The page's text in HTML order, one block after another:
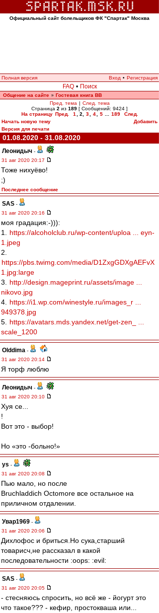
Официальный сайт болельщиков ФК "Спартак" Москва
Полная версия Вход • Регистрация
FAQ • Поиск
Общение на сайте » Гостевая книга ВВ
Пред. тема | След. тема
Страница 2 из 189 [ Сообщений: 9424 ]
На страницу Пред. 1 2 3 4 5 189
След.
Начать новую тему
Добавить
Версия для печати
01.08.2020 - 31.08.2020
Леонидыч -
31 авг 2020 20:17
Тоже нихуёво!
;)
Последнее сообщение
SAS -
31 авг 2020 20:16
моя градация:-))):
1.
https://alcoholclub.ru/wp-content/uploa ... eyn-
1.jpeg
2.
https://pbs.twimg.com/media/D1ZxgGDXgAEFvX
1.jpg:large
3.
http://design.mageprint.ru/assets/image ...
nikovo.jpg
4.
https://i1.wp.com/winestyle.ru/images_r ...
949378.jpg
5.
https://avatars.mds.yandex.net/get-zen_ ...
scale_1200
Olddima -
31 авг 2020 20:14
Я торф люблю
Леонидыч -
31 авг 2020 20:10
Хуя се...
!
Вот это - выбор!
Но «это -больно!»
ys -
31 авг 2020 20:08
Пью мало, но после
Bruchladdich Octomore все остальное на
приличном отдалении.
Увар1969 -
31 авг 2020 20:06
Дихлофос и бриться.Но сука,старший
товарисч,не рассказал в какой
последовательности :oops: :evil:
SAS -
31 авг 2020 20:05
- стесняюсь спросить, но всё же - йогурт это
что такое??? - кефир, простокваша или...